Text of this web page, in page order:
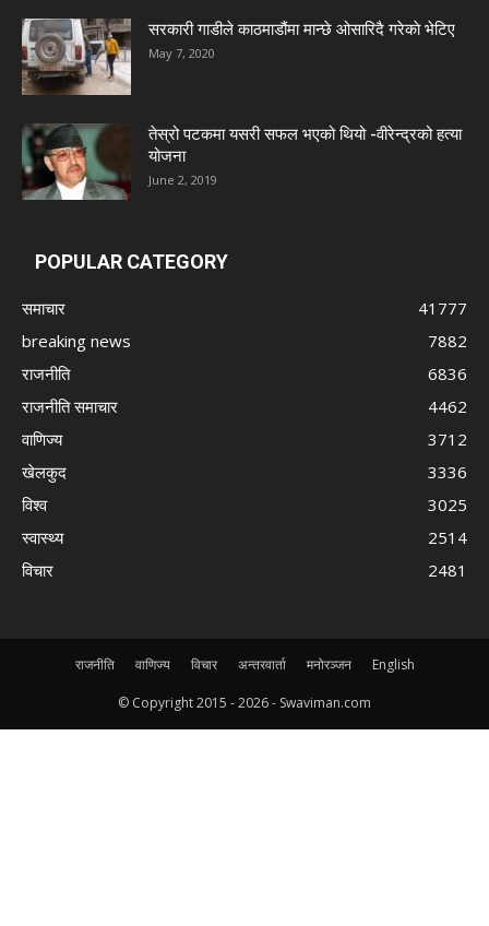
सरकारी गाडीले काठमाडौंमा मान्छे ओसारिदै गरेकाे भेटिए
May 7, 2020
तेस्रो पटकमा यसरी सफल भएको थियो -वीरेन्द्रको हत्या
योजना
June 2, 2019
POPULAR CATEGORY
समाचार
41777
breaking news
7882
राजनीति
6836
राजनीति समाचार
4462
वाणिज्य
3712
खेलकुद
3336
विश्व
3025
स्वास्थ्य
2514
विचार
2481
राजनीति वाणिज्य विचार अन्तरवार्ता मनोरञ्जन English
© Copyright 2015 -2026 - Swaviman.com